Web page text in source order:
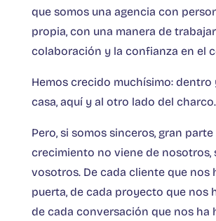
que somos una agencia con
propia, con una manera de
colaboración y la confianza en el
Hemos crecido muchísimo: dentro
casa, aquí y al otro lado del charco.
Pero, si somos sinceros, gran parte
crecimiento no viene de nosotros,
vosotros. De cada cliente que nos
puerta, de cada proyecto que nos
de cada conversación que nos ha